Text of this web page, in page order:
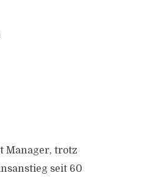
Manager, trotz
seit 60